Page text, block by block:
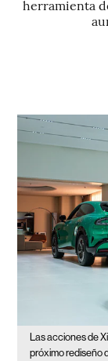
herramienta
Las acciones de
próximo rediseño